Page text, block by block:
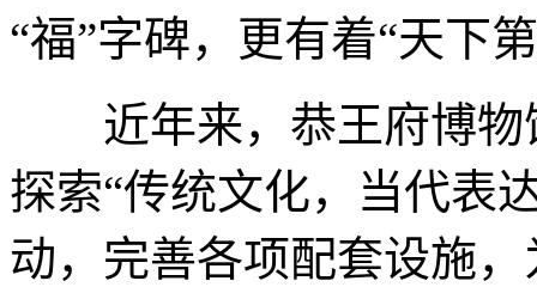
“福”字碑，更有着“天下
近年来，恭王府博物
探索“传统文化，当代表
动，完善各项配套设施